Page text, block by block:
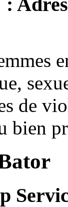
de
bien